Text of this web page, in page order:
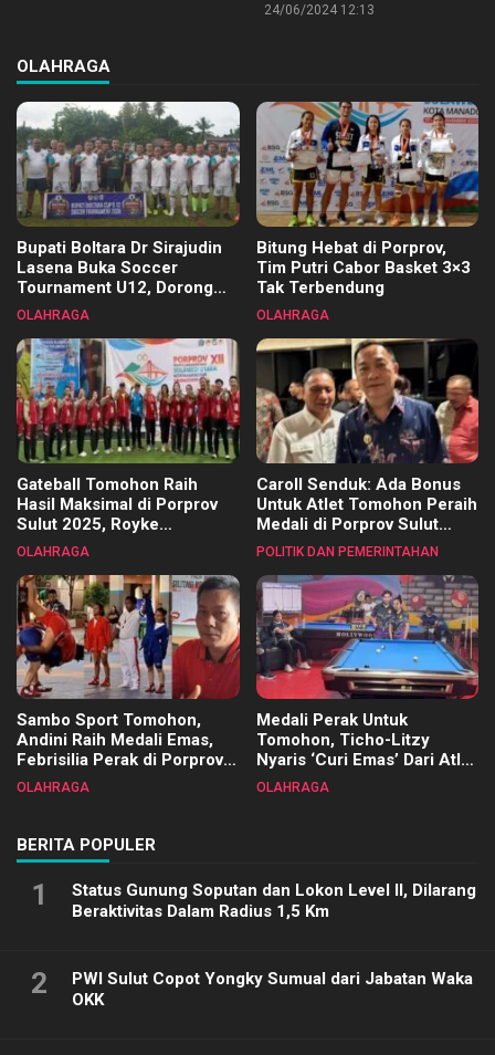
24/06/2024 12:13
OLAHRAGA
Bupati Boltara Dr Sirajudin
Lasena Buka Soccer
Tournament U12, Dorong
Pembinaan Merata di Setiap
OLAHRAGA
Bitung Hebat di Porprov,
Tim Putri Cabor Basket 3×3
Tak Terbendung
OLAHRAGA
Gateball Tomohon Raih
Hasil Maksimal di Porprov
Sulut 2025, Royke
Tangkawarouw Ucapkan
OLAHRAGA
Caroll Senduk: Ada Bonus
Untuk Atlet Tomohon Peraih
Medali di Porprov Sulut
2025
POLITIK DAN PEMERINTAHAN
Sambo Sport Tomohon,
Andini Raih Medali Emas,
Febrisilia Perak di Porprov
Sulut 2025
OLAHRAGA
Medali Perak Untuk
Tomohon, Ticho-Litzy
Nyaris ‘Curi Emas’ Dari Atlet
Biliar PON di Porprov Sulut
OLAHRAGA
BERITA POPULER
1
Status Gunung Soputan dan Lokon Level II, Dilarang
Beraktivitas Dalam Radius 1,5 Km
2
PWI Sulut Copot Yongky Sumual dari Jabatan Waka
OKK